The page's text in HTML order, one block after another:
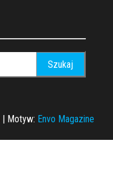
Motyw: Envo Magazine